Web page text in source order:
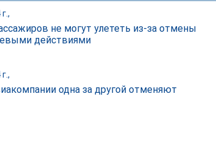
не могут улететь из-за отмены
действиями
одна за другой отменяют